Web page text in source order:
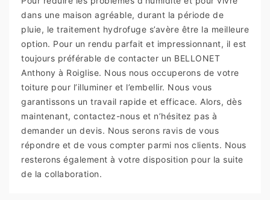
dans une maison agréable, durant la période de
pluie, le traitement hydrofuge s’avère être la meilleure
option. Pour un rendu parfait et impressionnant, il est
toujours préférable de contacter un BELLONET
Anthony à Roiglise. Nous nous occuperons de votre
toiture pour l’illuminer et l’embellir. Nous vous
garantissons un travail rapide et efficace. Alors, dès
maintenant, contactez-nous et n’hésitez pas à
demander un devis. Nous serons ravis de vous
répondre et de vous compter parmi nos clients. Nous
resterons également à votre disposition pour la suite
de la collaboration.